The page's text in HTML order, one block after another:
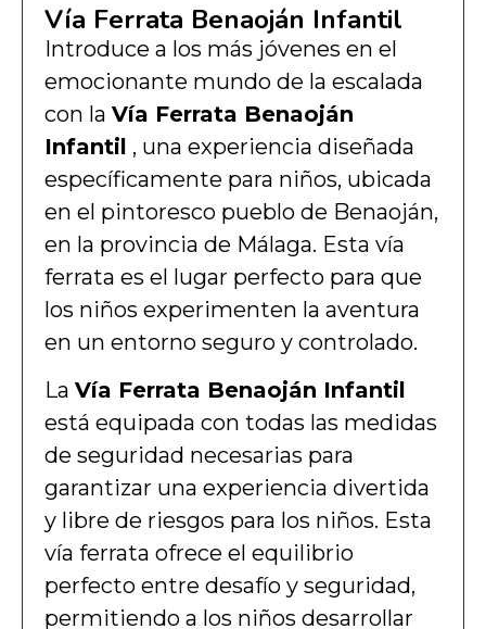
Vía Ferrata Benaoján Infantil
Introduce a los más jóvenes en el
emocionante mundo de la escalada
con la Vía Ferrata Benaoján
Infantil , una experiencia diseñada
específicamente para niños, ubicada
en el pintoresco pueblo de Benaoján,
en la provincia de Málaga. Esta vía
ferrata es el lugar perfecto para que
los niños experimenten la aventura
en un entorno seguro y controlado.
La Vía Ferrata Benaoján Infantil
está equipada con todas las medidas
de seguridad necesarias para
garantizar una experiencia divertida
y libre de riesgos para los niños. Esta
vía ferrata ofrece el equilibrio
perfecto entre desafío y seguridad,
permitiendo a los niños desarrollar